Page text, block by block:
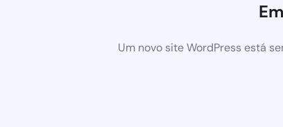
Um novo site WordPress está